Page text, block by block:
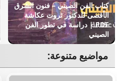
كتاب الفن الصيني – فنون الشرق
الأقصى للدكتور ثروت عكاشة
PDF | دراسة في تطور الفن
الصيني
مواضيع متنوعة: